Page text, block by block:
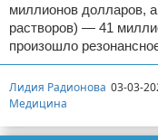
миллионов долларов,
растворов) — 41
произошло
Лидия Радионова 03-03-
Медицина